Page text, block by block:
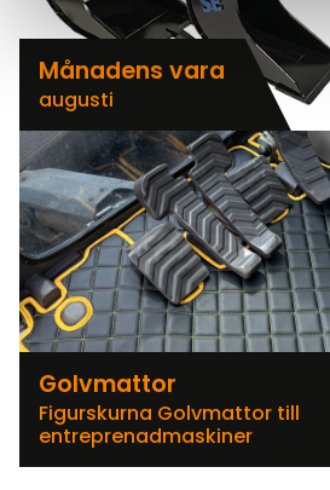
Månadens vara
augusti
Golvmattor
Figurskurna Golvmattor till
entreprenadmaskiner